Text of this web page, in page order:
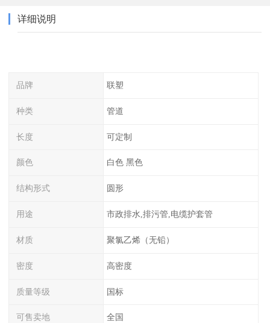
详细说明
品牌 联塑
种类 管道
长度 可定制
颜色 白色 黑色
结构形式 圆形
用途 市政排水,排污管,电缆护套管
材质 聚氯乙烯（无铅）
密度 高密度
质量等级 国标
可售卖地 全国